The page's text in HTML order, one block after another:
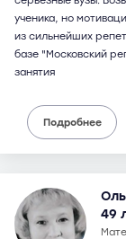
ученика, но
из сильнейших
базе "Московский
занятия
Подробнее
49